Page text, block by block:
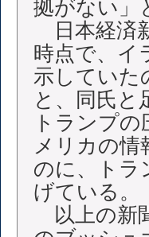
拠がない」
日本経済
時点で、イ
示していた
と、同氏
トランプ
メリカの情
のに、トラ
げている。
以上の新